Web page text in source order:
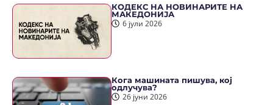
КОДЕКС НА НОВИНАРИТЕ НА
МАКЕДОНИЈА
6 јули 2026
Кога машината пишува, кој
одлучува?
26 јуни 2026